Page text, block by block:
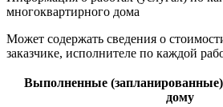
многоквартирного дома
Может содержать сведения о
заказчике, исполнителе по каждой
Выполненные
дому